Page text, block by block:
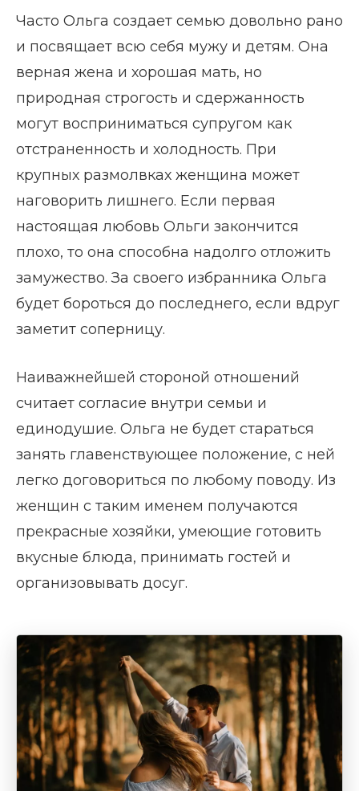
Часто Ольга создает семью довольно рано
и посвящает всю себя мужу и детям. Она
верная жена и хорошая мать, но
природная строгость и сдержанность
могут восприниматься супругом как
отстраненность и холодность. При
крупных размолвках женщина может
наговорить лишнего. Если первая
настоящая любовь Ольги закончится
плохо, то она способна надолго отложить
замужество. За своего избранника Ольга
будет бороться до последнего, если вдруг
заметит соперницу.
Наиважнейшей стороной отношений
считает согласие внутри семьи и
единодушие. Ольга не будет стараться
занять главенствующее положение, с ней
легко договориться по любому поводу. Из
женщин с таким именем получаются
прекрасные хозяйки, умеющие готовить
вкусные блюда, принимать гостей и
организовывать досуг.